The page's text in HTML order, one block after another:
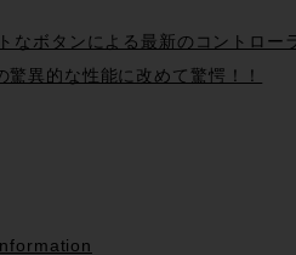
なボタンによる最新のコントロー
異的な性能に改めて驚愕！！